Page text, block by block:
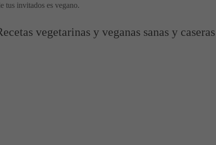
tus invitados es vegano.
vegetarinas y veganas sanas y caseras
garbanzos y tomate